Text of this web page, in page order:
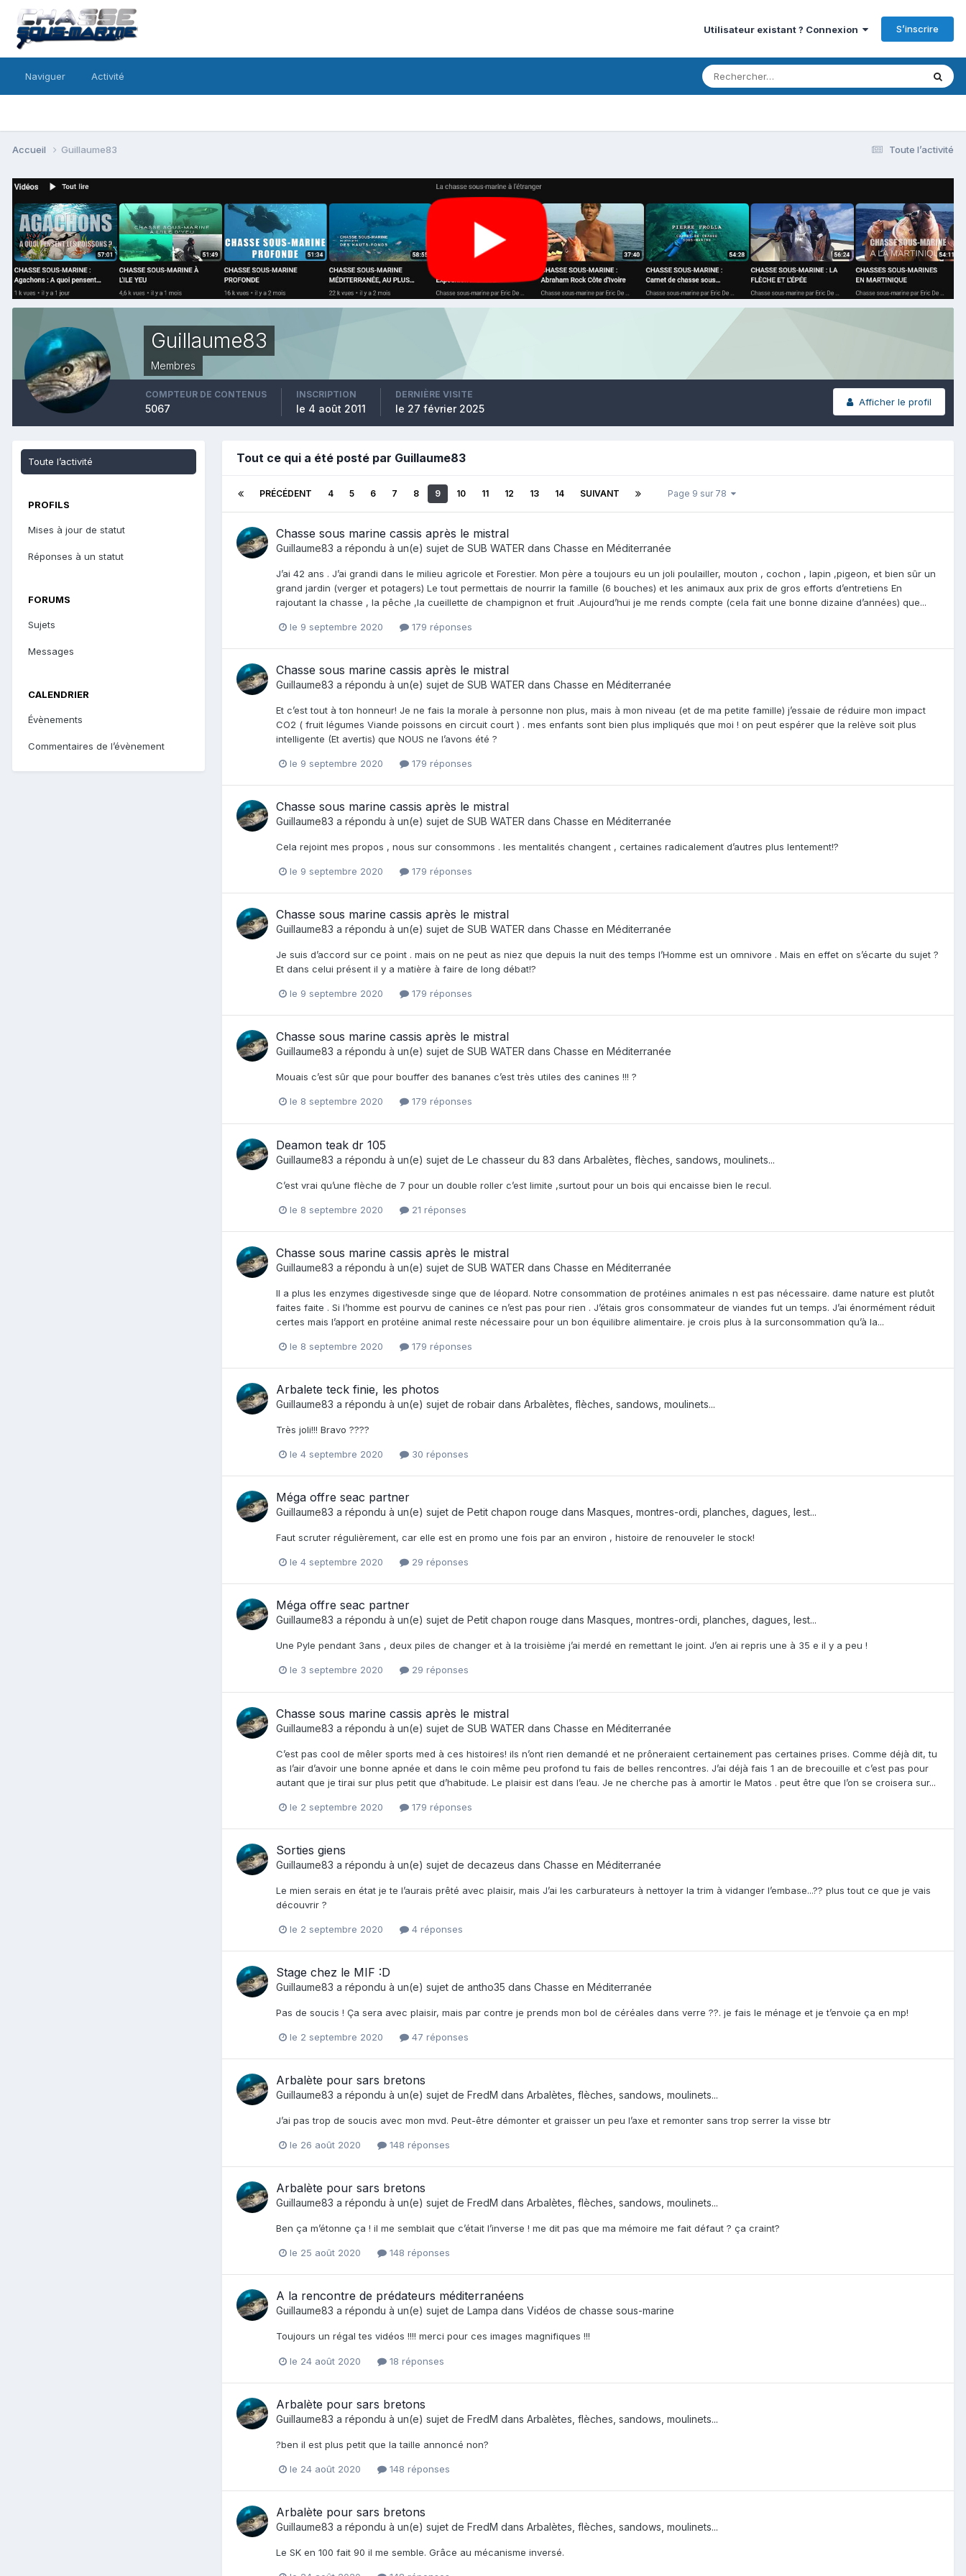
Utilisateur existant ? Connexion S’inscrire
Naviguer Activité
Toute l’activité
Accueil Guillaume83
Guillaume83
Membres
Afficher le profil
COMPTEUR DE CONTENUS
5067
INSCRIPTION
le 4 août 2011
DERNIÈRE VISITE
le 27 février 2025
Toute l’activité
PROFILS
Mises à jour de statut
Réponses à un statut
FORUMS
Sujets
Messages
CALENDRIER
Évènements
Commentaires de l’évènement
Tout ce qui a été posté par Guillaume83
PRÉCÉDENT 4 5 6 7 8 9 10 11 12 13 14 SUIVANT Page 9 sur 78
Chasse sous marine cassis après le mistral
Guillaume83 a répondu à un(e) sujet de SUB WATER dans Chasse en Méditerranée
J’ai 42 ans . J’ai grandi dans le milieu agricole et Forestier. Mon père a toujours eu un joli poulailler, mouton , cochon , lapin ,pigeon, et bien sûr un
grand jardin (verger et potagers) Le tout permettais de nourrir la famille (6 bouches) et les animaux aux prix de gros efforts d’entretiens En
rajoutant la chasse , la pêche ,la cueillette de champignon et fruit .Aujourd’hui je me rends compte (cela fait une bonne dizaine d’années) que...
le 9 septembre 2020 179 réponses
Chasse sous marine cassis après le mistral
Guillaume83 a répondu à un(e) sujet de SUB WATER dans Chasse en Méditerranée
Et c’est tout à ton honneur! Je ne fais la morale à personne non plus, mais à mon niveau (et de ma petite famille) j’essaie de réduire mon impact
CO2 ( fruit légumes Viande poissons en circuit court ) . mes enfants sont bien plus impliqués que moi ! on peut espérer que la relève soit plus
intelligente (Et avertis) que NOUS ne l’avons été ?
le 9 septembre 2020 179 réponses
Chasse sous marine cassis après le mistral
Guillaume83 a répondu à un(e) sujet de SUB WATER dans Chasse en Méditerranée
Cela rejoint mes propos , nous sur consommons . les mentalités changent , certaines radicalement d’autres plus lentement!?
le 9 septembre 2020 179 réponses
Chasse sous marine cassis après le mistral
Guillaume83 a répondu à un(e) sujet de SUB WATER dans Chasse en Méditerranée
Je suis d’accord sur ce point . mais on ne peut as niez que depuis la nuit des temps l’Homme est un omnivore . Mais en effet on s’écarte du sujet ?
Et dans celui présent il y a matière à faire de long débat!?
le 9 septembre 2020 179 réponses
Chasse sous marine cassis après le mistral
Guillaume83 a répondu à un(e) sujet de SUB WATER dans Chasse en Méditerranée
Mouais c’est sûr que pour bouffer des bananes c’est très utiles des canines !!! ?
le 8 septembre 2020 179 réponses
Deamon teak dr 105
Guillaume83 a répondu à un(e) sujet de Le chasseur du 83 dans Arbalètes, flèches, sandows, moulinets...
C’est vrai qu’une flèche de 7 pour un double roller c’est limite ,surtout pour un bois qui encaisse bien le recul.
le 8 septembre 2020 21 réponses
Chasse sous marine cassis après le mistral
Guillaume83 a répondu à un(e) sujet de SUB WATER dans Chasse en Méditerranée
Il a plus les enzymes digestivesde singe que de léopard. Notre consommation de protéines animales n est pas nécessaire. dame nature est plutôt
faites faite . Si l’homme est pourvu de canines ce n’est pas pour rien . J’étais gros consommateur de viandes fut un temps. J’ai énormément réduit
certes mais l’apport en protéine animal reste nécessaire pour un bon équilibre alimentaire. je crois plus à la surconsommation qu’à la...
le 8 septembre 2020 179 réponses
Arbalete teck finie, les photos
Guillaume83 a répondu à un(e) sujet de robair dans Arbalètes, flèches, sandows, moulinets...
Très joli!!! Bravo ????
le 4 septembre 2020 30 réponses
Méga offre seac partner
Guillaume83 a répondu à un(e) sujet de Petit chapon rouge dans Masques, montres-ordi, planches, dagues, lest...
Faut scruter régulièrement, car elle est en promo une fois par an environ , histoire de renouveler le stock!
le 4 septembre 2020 29 réponses
Méga offre seac partner
Guillaume83 a répondu à un(e) sujet de Petit chapon rouge dans Masques, montres-ordi, planches, dagues, lest...
Une Pyle pendant 3ans , deux piles de changer et à la troisième j’ai merdé en remettant le joint. J’en ai repris une à 35 e il y a peu !
le 3 septembre 2020 29 réponses
Chasse sous marine cassis après le mistral
Guillaume83 a répondu à un(e) sujet de SUB WATER dans Chasse en Méditerranée
C’est pas cool de mêler sports med à ces histoires! ils n’ont rien demandé et ne prôneraient certainement pas certaines prises. Comme déjà dit, tu
as l’air d’avoir une bonne apnée et dans le coin même peu profond tu fais de belles rencontres. J’ai déjà fais 1 an de brecouille et c’est pas pour
autant que je tirai sur plus petit que d’habitude. Le plaisir est dans l’eau. Je ne cherche pas à amortir le Matos . peut être que l’on se croisera sur...
le 2 septembre 2020 179 réponses
Sorties giens
Guillaume83 a répondu à un(e) sujet de decazeus dans Chasse en Méditerranée
Le mien serais en état je te l’aurais prêté avec plaisir, mais J’ai les carburateurs à nettoyer la trim à vidanger l’embase...?? plus tout ce que je vais
découvrir ?
le 2 septembre 2020 4 réponses
Stage chez le MIF :D
Guillaume83 a répondu à un(e) sujet de antho35 dans Chasse en Méditerranée
Pas de soucis ! Ça sera avec plaisir, mais par contre je prends mon bol de céréales dans verre ??. je fais le ménage et je t’envoie ça en mp!
le 2 septembre 2020 47 réponses
Arbalète pour sars bretons
Guillaume83 a répondu à un(e) sujet de FredM dans Arbalètes, flèches, sandows, moulinets...
J’ai pas trop de soucis avec mon mvd. Peut-être démonter et graisser un peu l’axe et remonter sans trop serrer la visse btr
le 26 août 2020 148 réponses
Arbalète pour sars bretons
Guillaume83 a répondu à un(e) sujet de FredM dans Arbalètes, flèches, sandows, moulinets...
Ben ça m’étonne ça ! il me semblait que c’était l’inverse ! me dit pas que ma mémoire me fait défaut ? ça craint?
le 25 août 2020 148 réponses
A la rencontre de prédateurs méditerranéens
Guillaume83 a répondu à un(e) sujet de Lampa dans Vidéos de chasse sous-marine
Toujours un régal tes vidéos !!!! merci pour ces images magnifiques !!!
le 24 août 2020 18 réponses
Arbalète pour sars bretons
Guillaume83 a répondu à un(e) sujet de FredM dans Arbalètes, flèches, sandows, moulinets...
?ben il est plus petit que la taille annoncé non?
le 24 août 2020 148 réponses
Arbalète pour sars bretons
Guillaume83 a répondu à un(e) sujet de FredM dans Arbalètes, flèches, sandows, moulinets...
Le SK en 100 fait 90 il me semble. Grâce au mécanisme inversé.